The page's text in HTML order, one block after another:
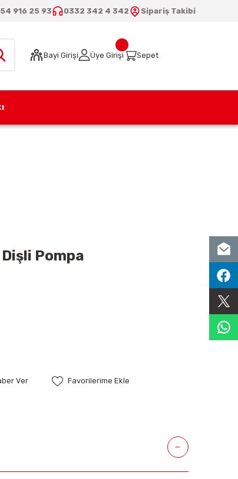
916 25 93 0332 342 4 342 Sipariş Takibi
Bayi Girişi Üye Girişi Sepet
Dişli Pompa
Ver